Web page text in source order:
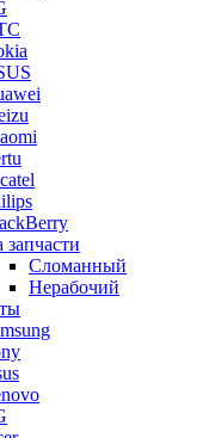
запчасти
Сломанный
Нерабочий